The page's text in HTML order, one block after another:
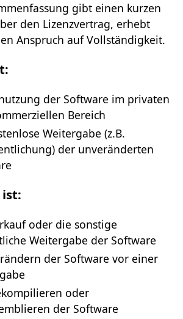
gibt einen kurzen
den Lizenzvertrag, erhebt
Anspruch auf Vollständigkeit.
der Software im privaten
Bereich
Weitergabe (z.B.
der unveränderten
oder die sonstige
Weitergabe der Software
der Software vor einer
oder
der Software